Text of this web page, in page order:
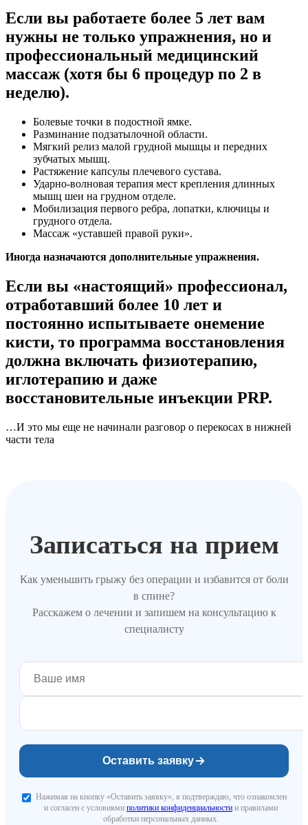
Если вы работаете более 5 лет вам
нужны не только упражнения, но и
профессиональный медицинский
массаж (хотя бы 6 процедур по 2 в
неделю).
Болевые точки в подостной ямке.
Разминание подзатылочной области.
Мягкий релиз малой грудной мышцы и передних
зубчатых мышц.
Растяжение капсулы плечевого сустава.
Ударно-волновая терапия мест крепления длинных
мышц шеи на грудном отделе.
Мобилизация первого ребра, лопатки, ключицы и
грудного отдела.
Массаж «уставшей правой руки».
Иногда назначаются дополнительные упражнения.
Если вы «настоящий» профессионал,
отработавший более 10 лет и
постоянно испытываете онемение
кисти, то программа восстановления
должна включать физиотерапию,
иглотерапию и даже
восстановительные инъекции PRP.
…И это мы еще не начинали разговор о перекосах в нижней
части тела
Записаться на прием
Как уменьшить грыжу без операции и избавится от боли
в спине?
Расскажем о лечении и запишем на консультацию к
специалисту
Оставить заявку
Нажимая на кнопку «Оставить заявку», я подтверждаю, что ознакомлен
и согласен с условиями политики конфиденциальности и правилами
обработки персональных данных.